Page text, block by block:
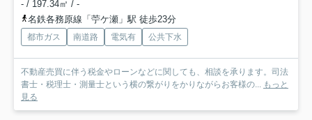
- / 197.34㎡ / -
名鉄各務原線「苧ケ瀬」駅 徒歩23分
都市ガス 南道路 電気有 公共下水
不動産売買に伴う税金やローンなどに関しても、相談を承ります。司法
書士・税理士・測量士という横の繋がりをかりながらお客様の...
もっと
見る